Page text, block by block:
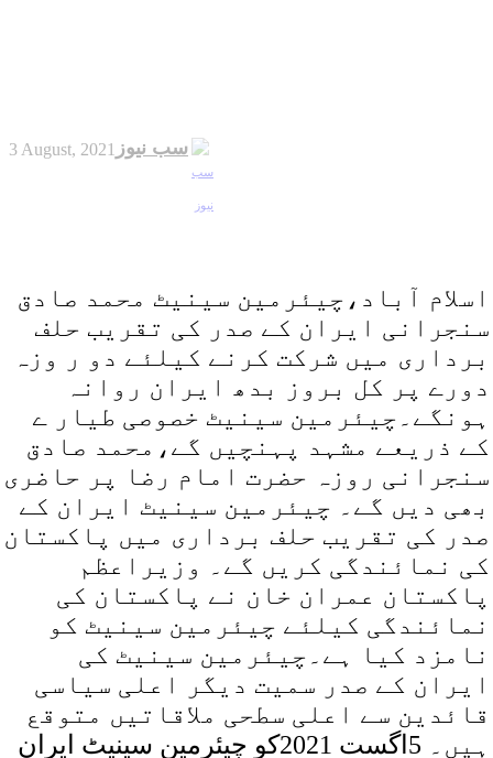
3 August, 2021 سب نیوز
اسلام آباد،چیئرمین سینیٹ محمد صادق
سنجرانی ایران کے صدر کی تقریب حلف
برداری میں شرکت کرنے کیلئے دو ر وزہ
دورے پر کل بروز بدھ ایران روانہ
ہونگے۔چیئرمین سینیٹ خصوصی طیار ے
کے ذریعے مشہد پہنچیں گے،محمد صادق
سنجرانی روزہ حضرت امام رضا پر حاضری
بھی دیں گے۔ چیئرمین سینیٹ ایران کے
صدر کی تقریب حلف برداری میں پاکستان
کی نمائندگی کریں گے۔ وزیراعظم
پاکستان عمران خان نے پاکستان کی
نمائندگی کیلئے چیئرمین سینیٹ کو
نامزد کیا ہے۔چیئرمین سینیٹ کی
ایران کے صدر سمیت دیگر اعلی سیاسی
قائدین سے اعلی سطحی ملاقاتیں متوقع
ہیں۔ 5اگست 2021کو چیئرمین سینیٹ ایران